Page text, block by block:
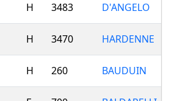
H 3483 D'ANGELO
H 3470 HARDENNE
H 260 BAUDUIN